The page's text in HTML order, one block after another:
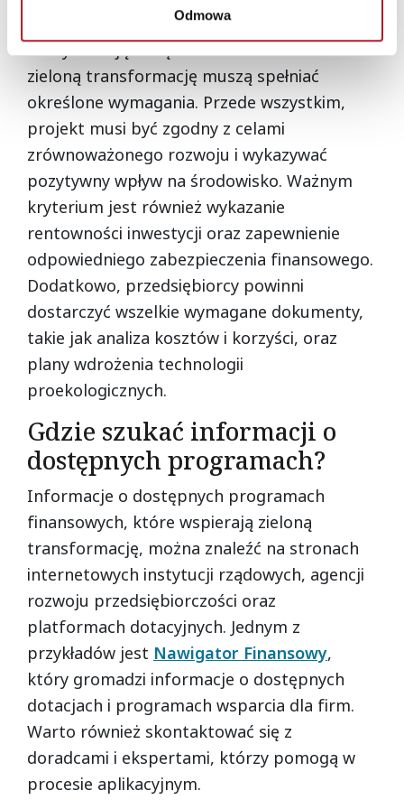
Odmowa
wsparcie finansowe
Firmy starające się o dofinansowanie na
zieloną transformację muszą spełniać
określone wymagania. Przede wszystkim,
projekt musi być zgodny z celami
zrównoważonego rozwoju i wykazywać
pozytywny wpływ na środowisko. Ważnym
kryterium jest również wykazanie
rentowności inwestycji oraz zapewnienie
odpowiedniego zabezpieczenia finansowego.
Dodatkowo, przedsiębiorcy powinni
dostarczyć wszelkie wymagane dokumenty,
takie jak analiza kosztów i korzyści, oraz
plany wdrożenia technologii
proekologicznych.
Gdzie szukać informacji o
dostępnych programach?
Informacje o dostępnych programach
finansowych, które wspierają zieloną
transformację, można znaleźć na stronach
internetowych instytucji rządowych, agencji
rozwoju przedsiębiorczości oraz
platformach dotacyjnych. Jednym z
przykładów jest Nawigator Finansowy,
który gromadzi informacje o dostępnych
dotacjach i programach wsparcia dla firm.
Warto również skontaktować się z
doradcami i ekspertami, którzy pomogą w
procesie aplikacyjnym.